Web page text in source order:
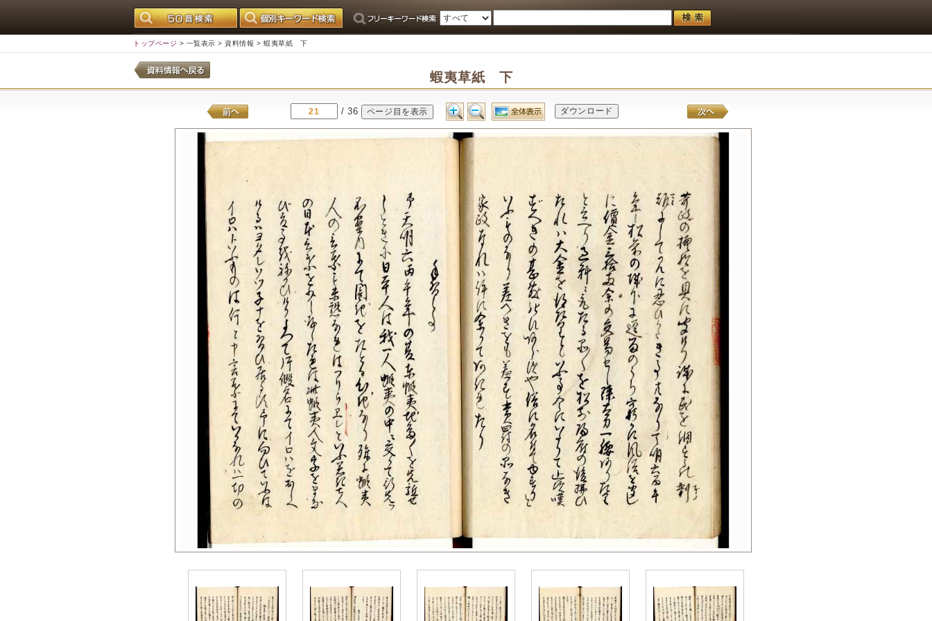
トップページ > 一覧表示 > 資料情報 > 蝦夷草紙 下
蝦夷草紙 下
/ 36